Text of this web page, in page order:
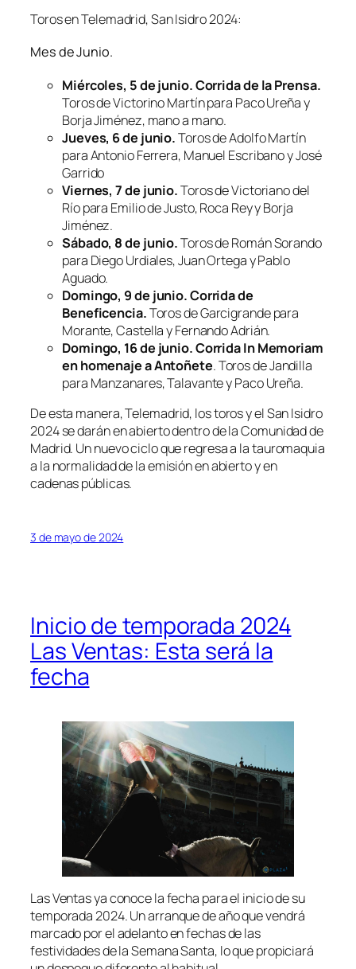
Toros en Telemadrid, San Isidro 2024:
Mes de Junio.
Miércoles, 5 de junio. Corrida de la Prensa.
Toros de Victorino Martín para Paco Ureña y
Borja Jiménez, mano a mano.
Jueves, 6 de junio.Toros de Adolfo Martín
para Antonio Ferrera, Manuel Escribano y José
Garrido
Viernes, 7 de junio.Toros de Victoriano del
Río para Emilio de Justo, Roca Rey y Borja
Jiménez.
Sábado, 8 de junio.Toros de Román Sorando
para Diego Urdiales, Juan Ortega y Pablo
Aguado.
Domingo, 9 de junio. Corrida de
Beneficencia.Toros de Garcigrande para
Morante, Castella y Fernando Adrián.
Domingo, 16 de junio. Corrida In Memoriam
en homenaje a Antoñete. Toros de Jandilla
para Manzanares, Talavante y Paco Ureña.
De esta manera, Telemadrid, los toros y el San Isidro
2024 se darán en abierto dentro de la Comunidad de
Madrid. Un nuevo ciclo que regresa a la tauromaquia
a la normalidad de la emisión en abierto y en
cadenas públicas.
3 de mayo de 2024
Inicio de temporada 2024
Las Ventas: Esta será la
fecha
Las Ventas ya conoce la fecha para el inicio de su
temporada 2024. Un arranque de año que vendrá
marcado por el adelanto en fechas de las
festividades de la Semana Santa, lo que propiciará